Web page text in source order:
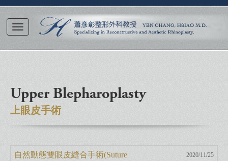
Upper Blepharoplasty
上眼皮手術
自然動態雙眼皮縫合手術(Suture
2020/11/25